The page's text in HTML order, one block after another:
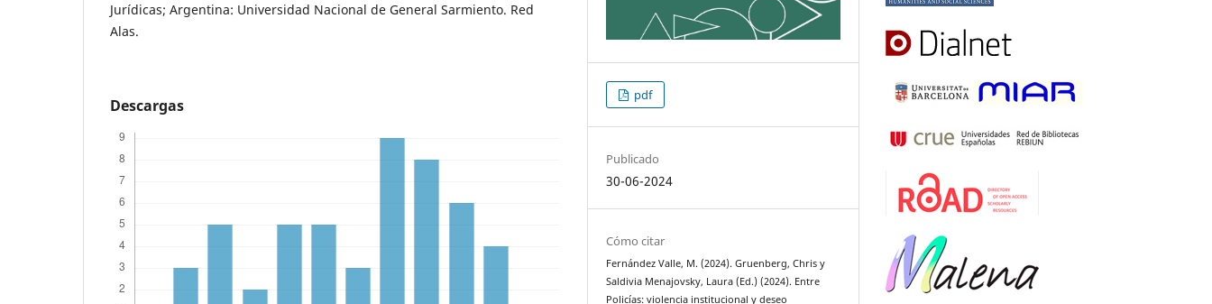
Jurídicas; Argentina: Universidad Nacional de General Sarmiento. Red
Alas.
Descargas
pdf
Publicado
30-06-2024
Cómo citar
Fernández Valle, M. (2024). Gruenberg, Chris y
Saldivia Menajovsky, Laura (Ed.) (2024). Entre
Policías: violencia institucional y deseo